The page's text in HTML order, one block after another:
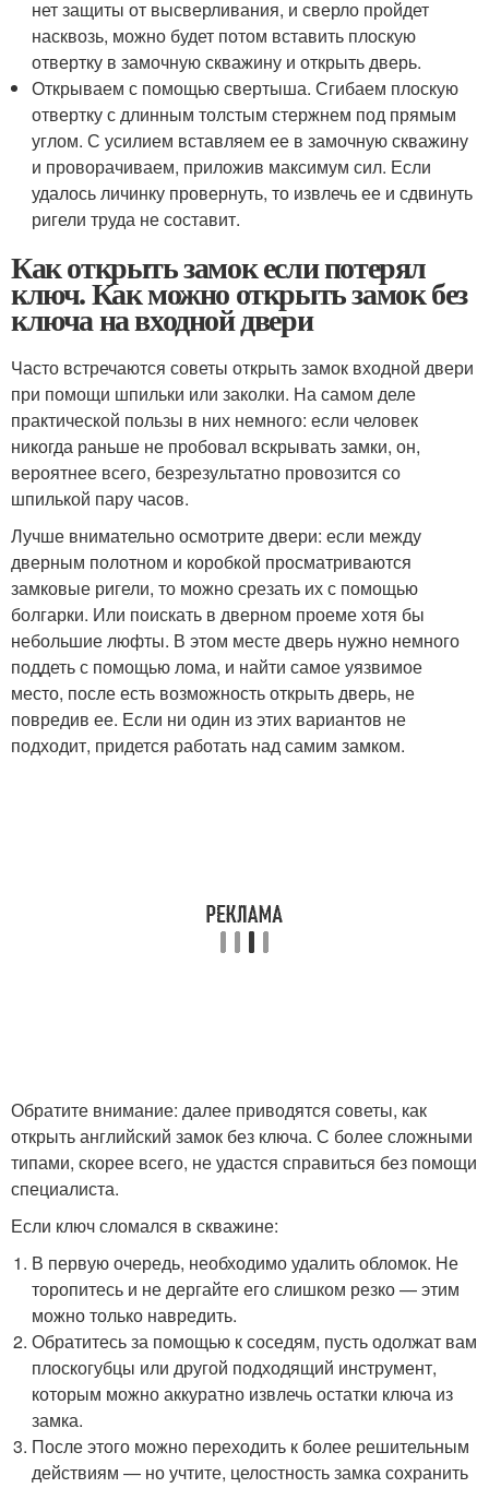
нет защиты от высверливания, и сверло пройдет
насквозь, можно будет потом вставить плоскую
отвертку в замочную скважину и открыть дверь.
Открываем с помощью свертыша. Сгибаем плоскую
отвертку с длинным толстым стержнем под прямым
углом. С усилием вставляем ее в замочную скважину
и проворачиваем, приложив максимум сил. Если
удалось личинку провернуть, то извлечь ее и сдвинуть
ригели труда не составит.
Как открыть замок если потерял
ключ. Как можно открыть замок без
ключа на входной двери
Часто встречаются советы открыть замок входной двери
при помощи шпильки или заколки. На самом деле
практической пользы в них немного: если человек
никогда раньше не пробовал вскрывать замки, он,
вероятнее всего, безрезультатно провозится со
шпилькой пару часов.
Лучше внимательно осмотрите двери: если между
дверным полотном и коробкой просматриваются
замковые ригели, то можно срезать их с помощью
болгарки. Или поискать в дверном проеме хотя бы
небольшие люфты. В этом месте дверь нужно немного
поддеть с помощью лома, и найти самое уязвимое
место, после есть возможность открыть дверь, не
повредив ее. Если ни один из этих вариантов не
подходит, придется работать над самим замком.
Обратите внимание: далее приводятся советы, как
открыть английский замок без ключа. С более сложными
типами, скорее всего, не удастся справиться без помощи
специалиста.
Если ключ сломался в скважине:
В первую очередь, необходимо удалить обломок. Не
торопитесь и не дергайте его слишком резко — этим
можно только навредить.
Обратитесь за помощью к соседям, пусть одолжат вам
плоскогубцы или другой подходящий инструмент,
которым можно аккуратно извлечь остатки ключа из
замка.
После этого можно переходить к более решительным
действиям — но учтите, целостность замка сохранить